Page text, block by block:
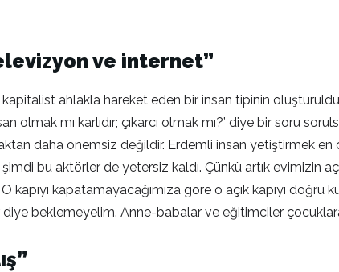
ve internet”
kapitalist ahlakla hareket eden bir insan tipinin
mı karlıdır; çıkarcı olmak mı?’ diye bir soru
daha önemsiz değildir. Erdemli insan yetiştirmek
bu aktörler de yetersiz kaldı. Çünkü artık evimizin açık
kapatamayacağımıza göre o açık kapıyı doğru
beklemeyelim. Anne-babalar ve eğitimciler